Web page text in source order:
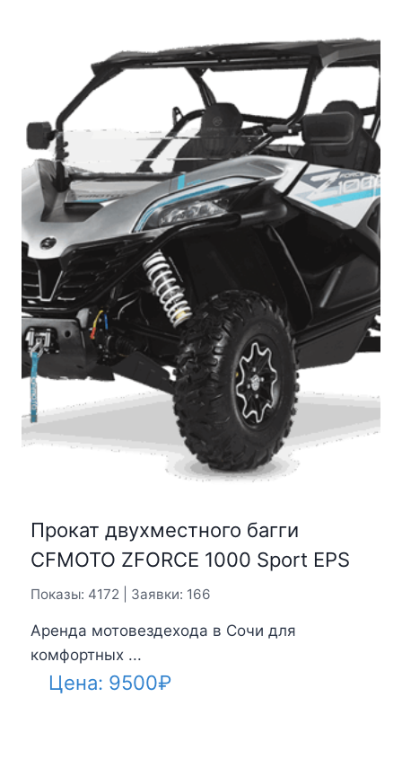
Прокат двухместного багги
CFMOTO ZFORCE 1000 Sport EPS
Показы: 4172 | Заявки: 166
Аренда мотовездехода в Сочи для
комфортных ...
Цена: 9500₽